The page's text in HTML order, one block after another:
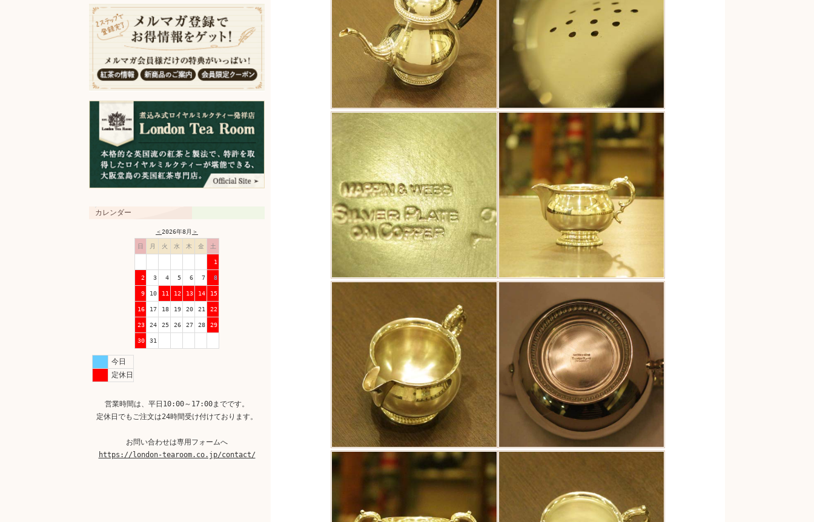
カレンダー
＜2026年8月 ＞
日 月 火 水 木 金 土
1
2 3 4 5 6 7 8
9 10 11 12 13 14 15
16 17 18 19 20 21 22
23 24 25 26 27 28 29
30 31
今日
定休日
営業時間は、平日10:00～17:00までです。
定休日でもご注文は24時間受け付けております。
お問い合わせは専用フォームへ
https://london-tearoom.co.jp/contact/